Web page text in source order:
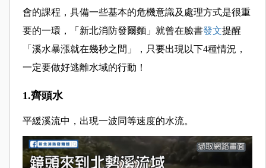
會的課程，具備一些基本的危機意識及處理方式是很重
要的一環，「新北消防發爾麵」就曾在臉書發文提醒
「溪水暴漲就在幾秒之間」，只要出現以下4種情況，
一定要做好逃離水域的行動！
1.齊頭水
平緩溪流中，出現一波同等速度的水流。